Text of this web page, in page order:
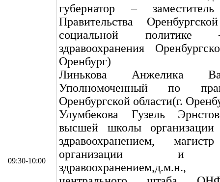
09:30-10:00
губернатор – заместитель
Правительства
социальной
здравоохранения
Оренбург)
Линькова Анжелика
Уполномоченный по
Оренбургской области(г.
Улумбекова Гузель
высшей школы организации
здравоохранением,
организации и